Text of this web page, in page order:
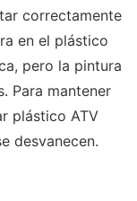
correctamente
en el plástico
pero la pintura
Para mantener
plástico ATV
desvanecen.